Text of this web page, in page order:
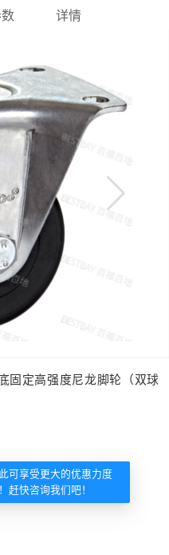
详情
固定高强度尼龙脚轮（双球
可享受更大的优惠力度
赶快咨询我们吧！